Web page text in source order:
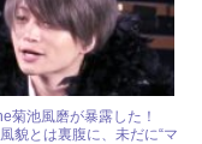
菊池風磨が暴露した！
貌とは裏腹に、未だに“マ